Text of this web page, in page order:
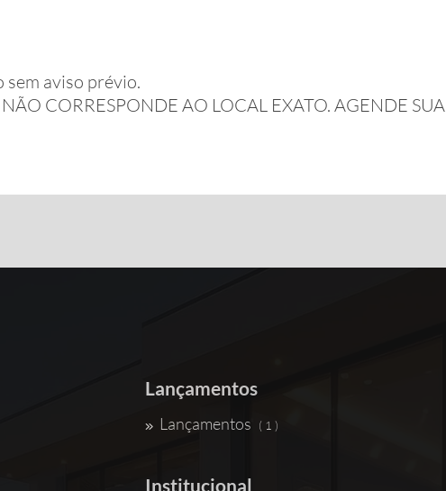
sem aviso prévio.
CORRESPONDE AO LOCAL EXATO. AGENDE SUA
Lançamentos
Lançamentos ( 1 )
Institucional